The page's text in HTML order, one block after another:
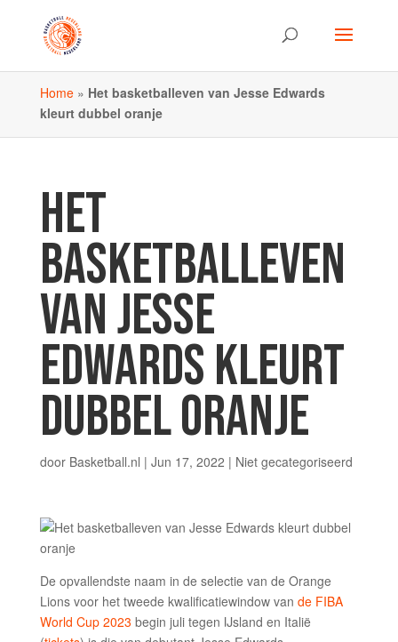
Home» Het basketballeven van Jesse Edwards
kleurt dubbel oranje
HET
BASKETBALLEVEN
VAN JESSE
EDWARDS KLEURT
DUBBEL ORANJE
door Basketball.nl | Jun 17, 2022 | Niet gecategoriseerd
De opvallendste naam in de selectie van de Orange
Lions voor het tweede kwalificatiewindow van de FIBA
World Cup 2023 begin juli tegen IJsland en Italië